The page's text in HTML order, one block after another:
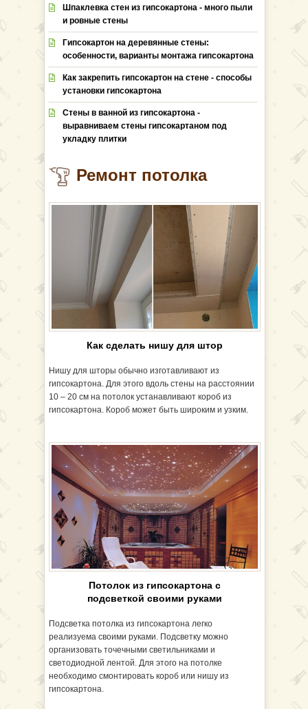
Шпаклевка стен из гипсокартона - много пыли
и ровные стены
Гипсокартон на деревянные стены:
особенности, варианты монтажа гипсокартона
Как закрепить гипсокартон на стене - способы
установки гипсокартона
Стены в ванной из гипсокартона -
выравниваем стены гипсокартаном под
укладку плитки
Ремонт потолка
Как сделать нишу для штор
Нишу для шторы обычно изготавливают из
гипсокартона. Для этого вдоль стены на расстоянии
10 – 20 см на потолок устанавливают короб из
гипсокартона. Короб может быть широким и узким.
Потолок из гипсокартона с
подсветкой своими руками
Подсветка потолка из гипсокартона легко
реализуема своими руками. Подсветку можно
организовать точечными светильниками и
светодиодной лентой. Для этого на потолке
необходимо смонтировать короб или нишу из
гипсокартона.